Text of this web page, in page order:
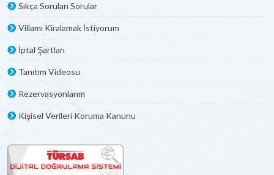
Sıkça Sorulan Sorular
Villamı Kiralamak İstiyorum
İptal Şartları
Tanıtım Videosu
Rezervasyonlarım
Kişisel Verileri Koruma Kanunu